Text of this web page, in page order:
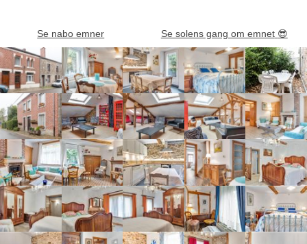
Se nabo emner Se solens gang om emnet 😎